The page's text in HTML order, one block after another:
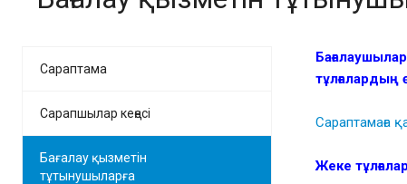
тұлғалардың
Сараптамаға
Жеке
Сараптама
Сарапшылар кеңесі
Бағалау қызметін
тұтынушыларға